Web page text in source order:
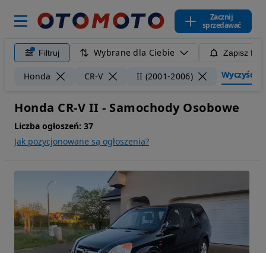
Zacznij
sprzedawać
Filtruj Wybrane dla Ciebie Zapisz
Honda CR-V II (2001-2006) Wyczyść
Honda CR-V II - Samochody Osobowe
Liczba ogłoszeń: 37
Jak pozycjonowane są ogłoszenia?